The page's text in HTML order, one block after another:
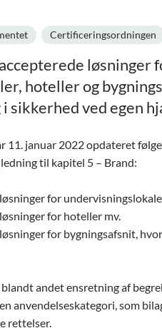
Certificeringsordningen
løsninger
hoteller og
sikkerhed ved egen
11. januar 2022 opdateret
til kapitel 5 – Brand:
for
for hoteller mv.
for bygningsafsnit,
andet ensretning af
anvendelseskategori, som
rettelser.